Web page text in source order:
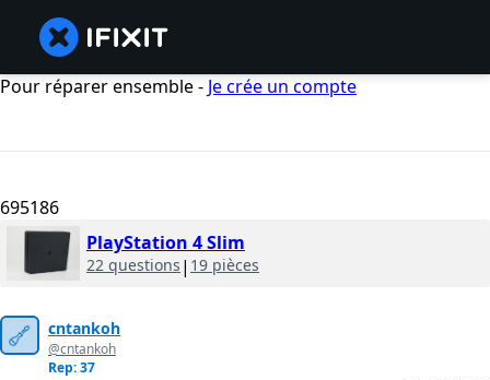
Pour réparer ensemble - Je crée un compte
695186
PlayStation 4 Slim
22 questions | 19 pièces
cntankoh
@cntankoh
Rep: 37